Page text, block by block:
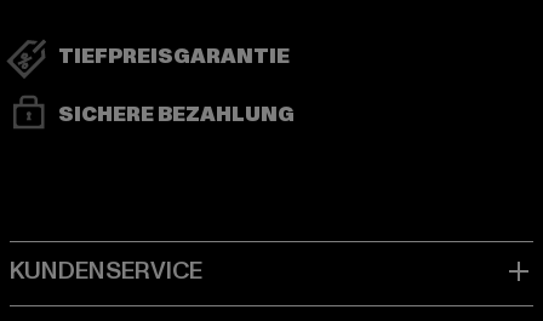
TIEFPREISGARANTIE
SICHERE BEZAHLUNG